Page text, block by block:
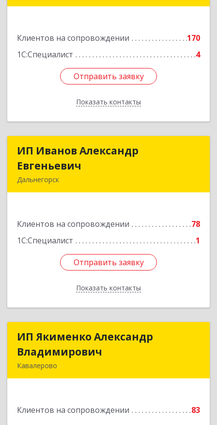
Клиентов на сопровождении
170
1С:Специалист
4
Отправить заявку
Показать контакты
Отправить заявку
Назад
ИП Иванов Александр
Евгеньевич
Дальнегорск
Клиентов на сопровождении
78
1С:Специалист
1
Отправить заявку
Показать контакты
ИП Иванов Александр
Подробнее
Отправить заявку
Назад
ИП Якименко Александр
Владимирович
Кавалерово
Клиентов на сопровождении 83
ИП Якименко Александр
Подробнее